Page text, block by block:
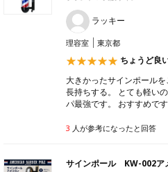
ラッキー
理容室 東京都
ちょうど良
大きかったサインポール
長持ちする。 とても軽い
パ最強です。 おすすめです
3 人が参考になったと回答
サインポール KW-002ア